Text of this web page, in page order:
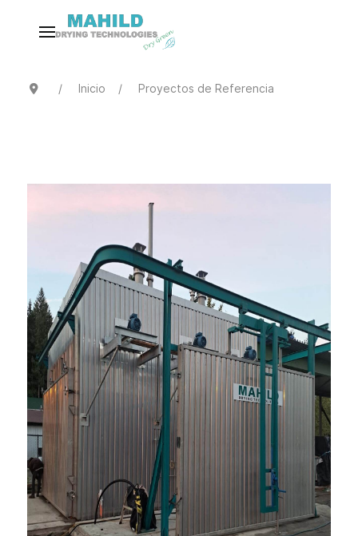
Inicio Proyectos de Referencia